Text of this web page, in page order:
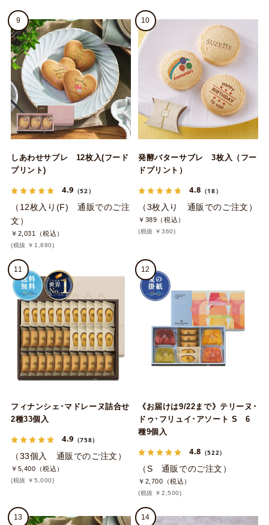
9
しあわせサブレ 12枚入(フード
プリント)
4.9 （52）
（12枚入り(F) 通販でのご注
文）
￥2,031（税込）
(税抜 ￥1,880)
10
発酵バターサブレ 3枚入（フー
ドプリント）
4.8 （18）
（3枚入り 通販でのご注文）
￥389（税込）
(税抜 ￥360)
11
フィナンシェ･マドレーヌ詰合せ
2種33個入
4.9 （758）
（33個入 通販でのご注文）
￥5,400（税込）
(税抜 ￥5,000)
12
《お届けは9/22まで》テリーヌ･
ドゥ･フリュイ･アソート S 6
種9個入
4.8 （522）
（S 通販でのご注文）
￥2,700（税込）
(税抜 ￥2,500)
13 14